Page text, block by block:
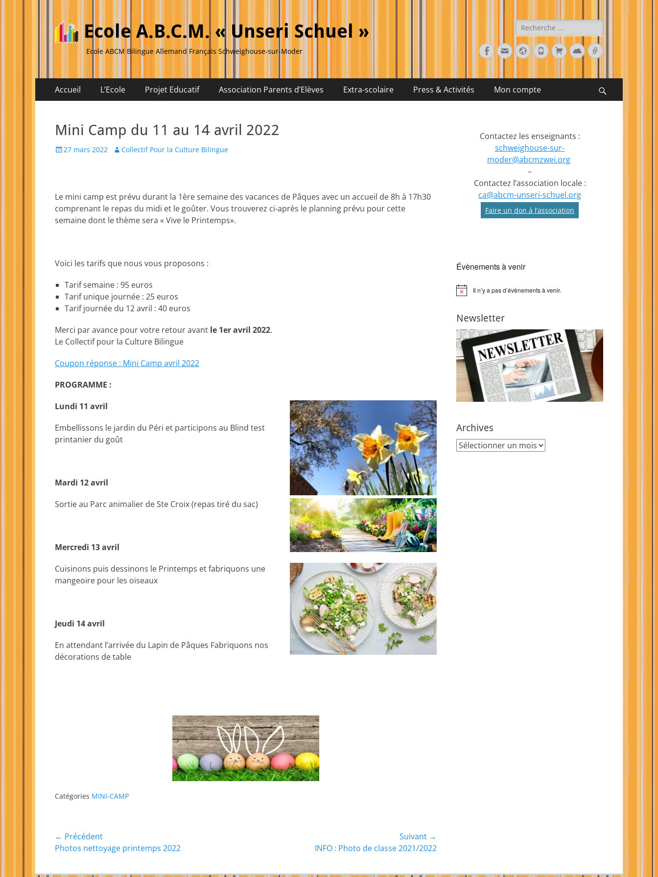
Ecole A.B.C.M. « Unseri Schuel »
Ecole ABCM Bilingue Allemand Français Schweighouse-sur-Moder
Rechercher :
Facebook
E-
mail
Site
web
Tél PanierCloudLien
Menu
principal
Accueil L’Ecole Projet Educatif Association Parents d’Elèves Extra-scolaire Press & Activités Mon compte Recherche
secondaire
contenu
Mini Camp du 11 au 14 avril 2022
Posted
27 mars 2022 Author
Collectif Pour la Culture Bilingue
Le mini camp est prévu durant la 1ère semaine des vacances de Pâques avec un accueil de 8h à 17h30
comprenant le repas du midi et le goûter. Vous trouverez ci-après le planning prévu pour cette
semaine dont le thème sera « Vive le Printemps».
Voici les tarifs que nous vous proposons :
Tarif semaine : 95 euros
Tarif unique journée : 25 euros
Tarif journée du 12 avril : 40 euros
Merci par avance pour votre retour avant le 1er avril 2022.
Le Collectif pour la Culture Bilingue
Coupon réponse : Mini Camp avril 2022
PROGRAMME :
Lundi 11 avril
Embellissons le jardin du Péri et participons au Blind test
printanier du goût
Mardi 12 avril
Sortie au Parc animalier de Ste Croix (repas tiré du sac)
Mercredi 13 avril
Cuisinons puis dessinons le Printemps et fabriquons une
mangeoire pour les oiseaux
Jeudi 14 avril
En attendant l’arrivée du Lapin de Pâques Fabriquons nos
décorations de table
Catégories MINI-CAMP
Navigation
de
← Précédent
Article
Photos nettoyage printemps 2022
Suivant →
INFO : Photo de classe 2021/2022
Contactez les enseignants :
schweighouse-sur-
moder@abcmzwei.org
–
Contactez l’association locale :
ca@abcm-unseri-schuel.org
Faire un don à l’association
Évènements à venir
Notice Il n’y a pas d’évènements à venir.
Newsletter
Archives
Archives